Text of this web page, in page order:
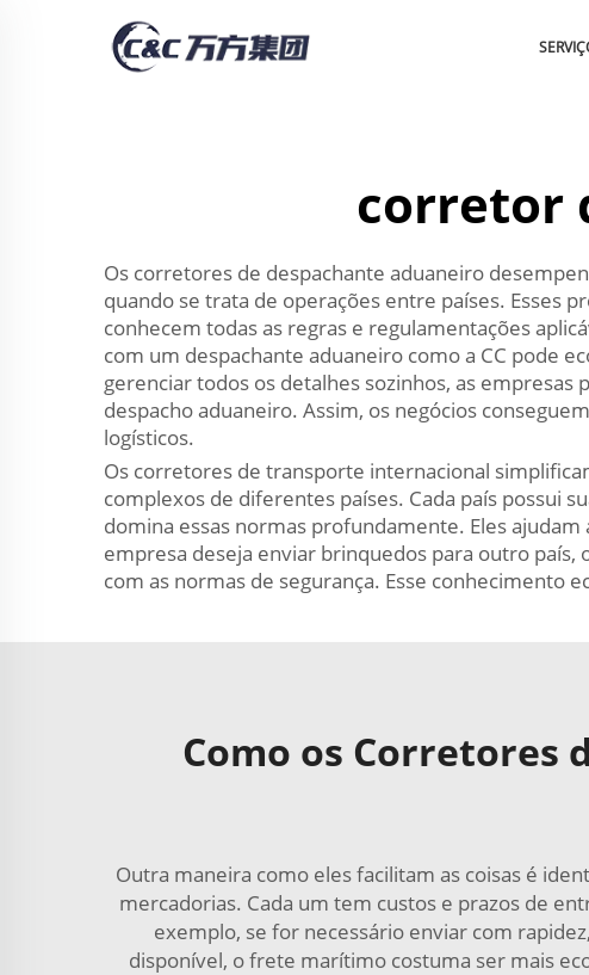
corretor
Os corretores de despachante aduaneiro
quando se trata de operações entre países. Esses
conhecem todas as regras e regulamentações
com um despachante aduaneiro como a CC pode
gerenciar todos os detalhes sozinhos, as
despacho aduaneiro. Assim, os negócios
logísticos.
Os corretores de transporte internacional
complexos de diferentes países. Cada país possui
domina essas normas profundamente. Eles
empresa deseja enviar brinquedos para outro
com as normas de segurança. Esse conhecimento
Como os Corretores
Outra maneira como eles facilitam as coisas é
mercadorias. Cada um tem custos e prazos de
exemplo, se for necessário enviar com
disponível, o frete marítimo costuma ser mais